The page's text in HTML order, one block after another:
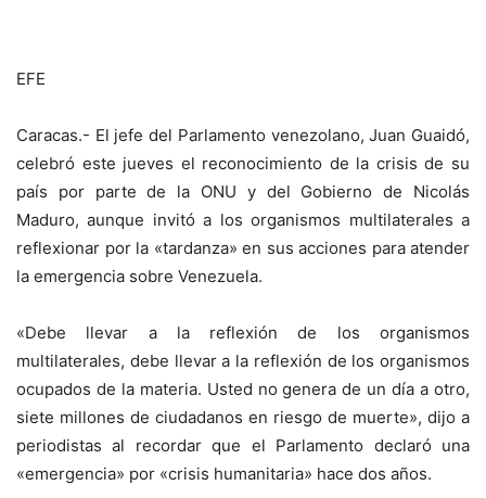
EFE
Caracas.- El jefe del Parlamento venezolano, Juan Guaidó,
celebró este jueves el reconocimiento de la crisis de su
país por parte de la ONU y del Gobierno de Nicolás
Maduro, aunque invitó a los organismos multilaterales a
reflexionar por la «tardanza» en sus acciones para atender
la emergencia sobre Venezuela.
«Debe llevar a la reflexión de los organismos
multilaterales, debe llevar a la reflexión de los organismos
ocupados de la materia. Usted no genera de un día a otro,
siete millones de ciudadanos en riesgo de muerte», dijo a
periodistas al recordar que el Parlamento declaró una
«emergencia» por «crisis humanitaria» hace dos años.